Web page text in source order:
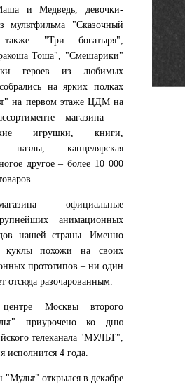
и Медведь, девочки-
мультфильма "Сказочный
"Три богатыря",
Тоша", "Смешарики"
героев из любимых
на ярких полках
на первом этаже ЦДМ на
магазина —
игрушки, книги,
пазлы, канцелярская
другое – более 10 000
– официальные
анимационных
нашей страны. Именно
куклы похожи на своих
прототипов – ни один
отсюда разочарованным.
Москвы второго
приурочено ко дню
телеканала "МУЛЬТ",
исполнится 4 года.
"Мульт" открылся в декабре